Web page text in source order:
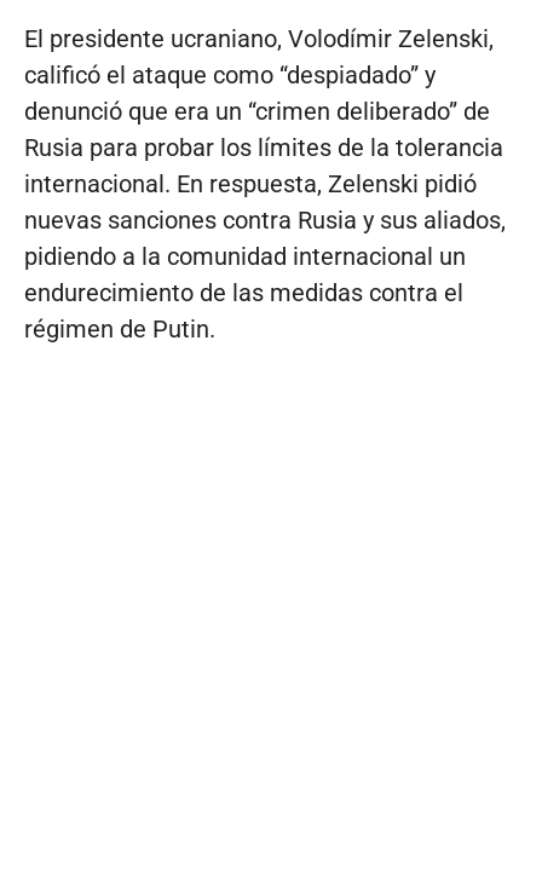
El presidente ucraniano, Volodímir Zelenski,
calificó el ataque como “despiadado” y
denunció que era un “crimen deliberado” de
Rusia para probar los límites de la tolerancia
internacional. En respuesta, Zelenski pidió
nuevas sanciones contra Rusia y sus aliados,
pidiendo a la comunidad internacional un
endurecimiento de las medidas contra el
régimen de Putin.